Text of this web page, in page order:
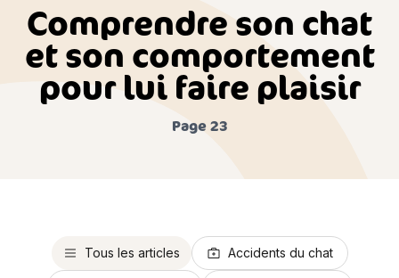
Comprendre son chat
et son comportement
pour lui faire plaisir
Page 23
Tous les articles Accidents du chat